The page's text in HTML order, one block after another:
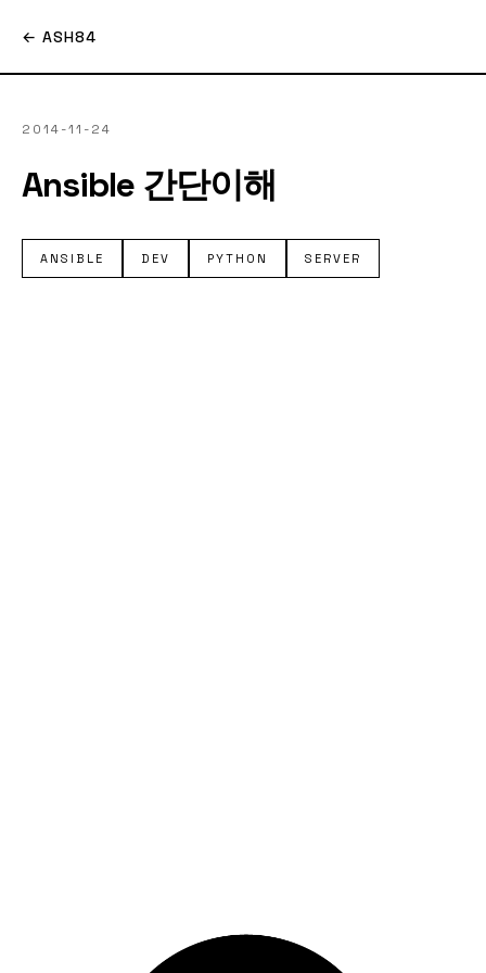
← ASH84
2014-11-24
Ansible 간단이해
ANSIBLE DEV PYTHON SERVER